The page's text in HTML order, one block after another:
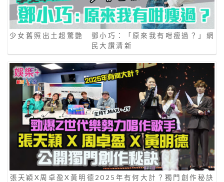
少女舊照出土超驚艷 鄧小巧：「原來我有咁瘦過？」網
民大讚清新
張天穎X周卓盈X黃明德2025年有何大計？獨門創作秘訣